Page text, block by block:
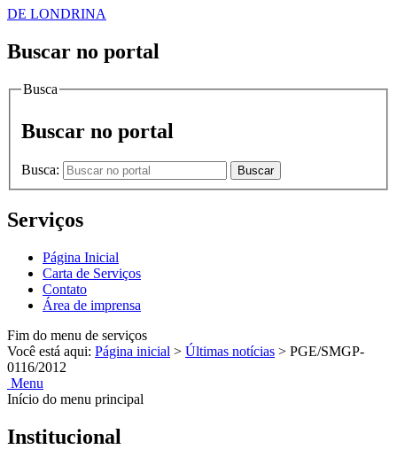
DE LONDRINA
Buscar no portal
Busca
Buscar no portal
Busca: Buscar
Serviços
Página Inicial
Carta de Serviços
Contato
Área de imprensa
Fim do menu de serviços
Você está aqui: Página inicial > Últimas notícias > PGE/SMGP-
0116/2012
Menu
Início do menu principal
Institucional